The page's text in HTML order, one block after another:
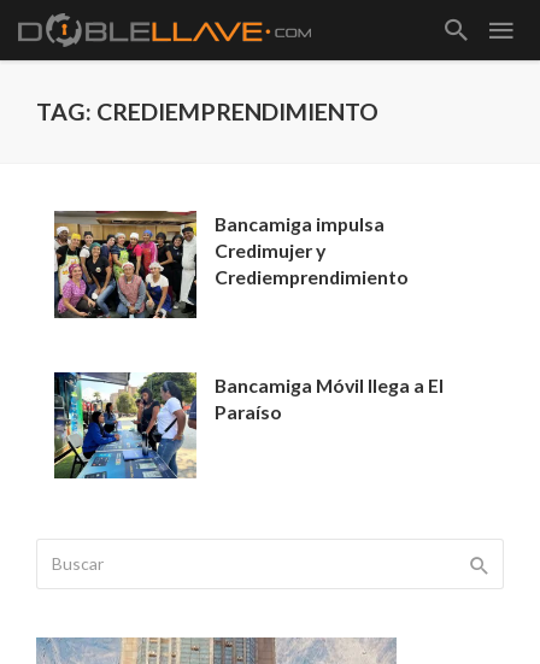
TAG: CREDIEMPRENDIMIENTO
Bancamiga impulsa
Credimujer y
Crediemprendimiento
Bancamiga Móvil llega a El
Paraíso